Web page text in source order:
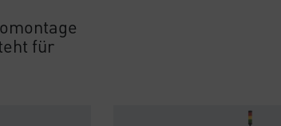
für